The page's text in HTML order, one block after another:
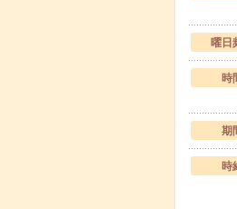
曜日
時
期
時